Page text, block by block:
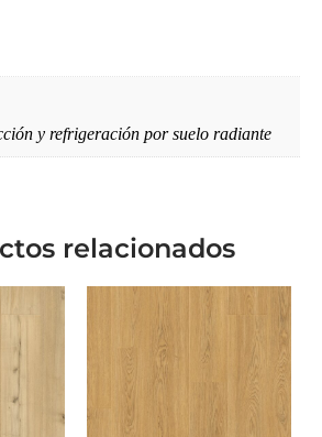
y refrigeración por suelo radiante
relacionados